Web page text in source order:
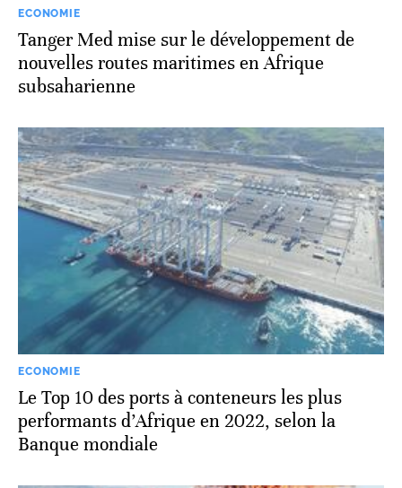
ECONOMIE
Tanger Med mise sur le développement de
nouvelles routes maritimes en Afrique
subsaharienne
ECONOMIE
Le Top 10 des ports à conteneurs les plus
performants d’Afrique en 2022, selon la
Banque mondiale